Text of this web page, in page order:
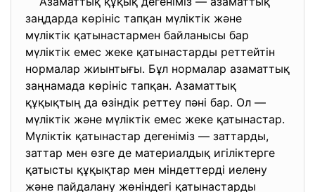
заңдарда көрініс тапқан мүліктік және
мүліктік қатынастармен байланысы бар
мүліктік емес жеке қатынастарды реттейтін
нормалар жиынтығы. Бұл нормалар азаматтық
заңнамада көрініс тапқан. Азаматтық
құқықтың да өзіндік реттеу пәні бар. Ол —
мүліктік және мүліктік емес жеке қатынастар.
Мүліктік қатынастар дегеніміз — заттарды,
заттар мен өзге де материалдық игіліктерге
қатысты құқықтар мен міндеттерді иелену
және пайдалану жөніндегі қатынастарды